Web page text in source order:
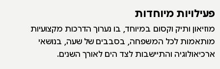
פעילויות מיוחדות
מוזיאון ותיק וקסום במיוחד, בו נערוך הדרכות מקצועיות
מותאמות לכל המשפחה, בסבבים של שעה, בנושאי
ארכיאולוגיה והתיישבות לצד הים לאורך השנים.